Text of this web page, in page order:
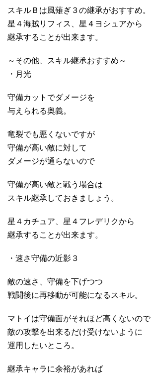
スキルＢは風薙ぎ３の継承がおすすめ。
星４海賊リフィス、星４ヨシュアから
継承することが出来ます。
～その他、スキル継承おすすめ～
・月光
守備カットでダメージを
与えられる奥義。
竜裂でも悪くないですが
守備が高い敵に対して
ダメージが通らないので
守備が高い敵と戦う場合は
スキル継承しておきましょう。
星４カチュア、星４フレデリクから
継承することが出来ます。
・速さ守備の近影３
敵の速さ、守備を下げつつ
戦闘後に再移動が可能になるスキル。
マトイは守備面がそれほど高くないので
敵の攻撃を出来るだけ受けないように
運用したいところ。
継承キャラに余裕があれば